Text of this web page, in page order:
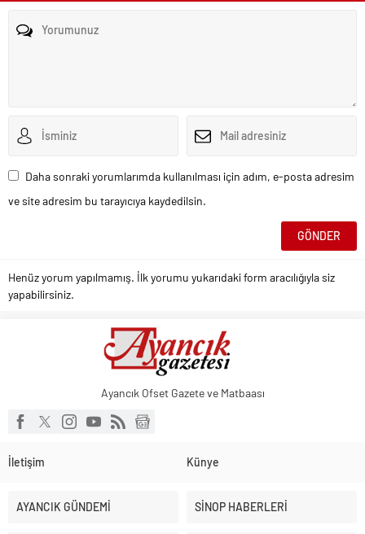
Daha sonraki yorumlarımda kullanılması için adım, e-posta adresim
ve site adresim bu tarayıcıya kaydedilsin.
Henüz yorum yapılmamış. İlk yorumu yukarıdaki form aracılığıyla siz
yapabilirsiniz.
Ayancık Ofset Gazete ve Matbaası
İletişim Künye
AYANCIK GÜNDEMİ SİNOP HABERLERİ